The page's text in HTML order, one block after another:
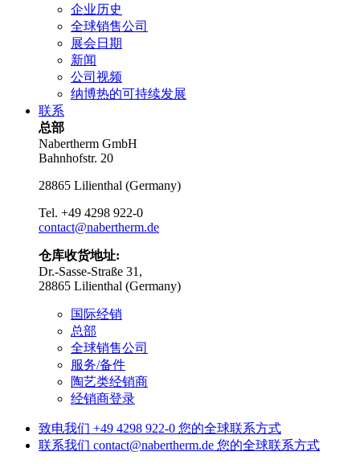
企业历史
全球销售公司
展会日期
新闻
公司视频
纳博热的可持续发展
联系
总部
Nabertherm GmbH
Bahnhofstr. 20
28865 Lilienthal (Germany)
Tel. +49 4298 922-0
contact@nabertherm.de
仓库收货地址:
Dr.-Sasse-Straße 31,
28865 Lilienthal (Germany)
国际经销
总部
全球销售公司
服务/备件
陶艺类经销商
经销商登录
致电我们 +49 4298 922-0 您的全球联系方式
联系我们 contact@nabertherm.de 您的全球联系方式